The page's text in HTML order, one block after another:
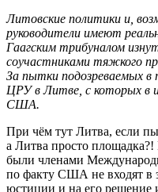
Литовские политики и,
руководители имеют
Гаагским трибуналом
соучастниками тяжкого
За пытки подозреваемых в
ЦРУ в Литве, с которых в
США.
При чём тут Литва, если
а Литва просто
были членами
по факту США не входят в
юстиции и на его решение